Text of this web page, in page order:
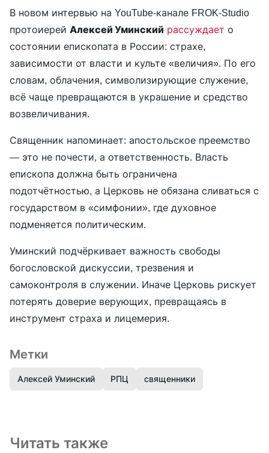
В новом интервью на YouTube-канале FROK-Studio
протоиерей Алексей Уминский рассуждает о
состоянии епископата в России: страхе,
зависимости от власти и культе «величия». По его
словам, облачения, символизирующие служение,
всё чаще превращаются в украшение и средство
возвеличивания.
Священник напоминает: апостольское преемство
— это не почести, а ответственность. Власть
епископа должна быть ограничена
подотчётностью, а Церковь не обязана сливаться с
государством в «симфонии», где духовное
подменяется политическим.
Уминский подчёркивает важность свободы
богословской дискуссии, трезвения и
самоконтроля в служении. Иначе Церковь рискует
потерять доверие верующих, превращаясь в
инструмент страха и лицемерия.
Метки
Алексей Уминский РПЦ священники
Читать также